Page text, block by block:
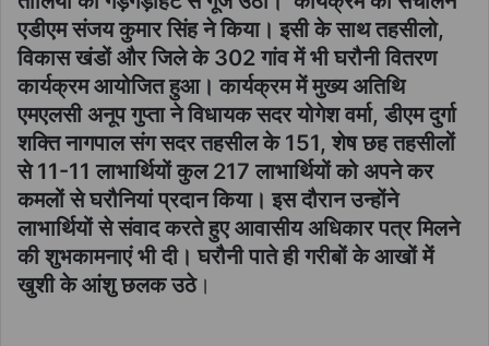
एडीएम संजय कुमार सिंह ने किया। इसी के साथ तहसीलो,
विकास खंडों और जिले के 302 गांव में भी घरौनी वितरण
कार्यक्रम आयोजित हुआ। कार्यक्रम में मुख्य अतिथि
एमएलसी अनूप गुप्ता ने विधायक सदर योगेश वर्मा, डीएम दुर्गा
शक्ति नागपाल संग सदर तहसील के 151, शेष छह तहसीलों
से 11-11 लाभार्थियों कुल 217 लाभार्थियों को अपने कर
कमलों से घरौनियां प्रदान किया। इस दौरान उन्होंने
लाभार्थियों से संवाद करते हुए आवासीय अधिकार पत्र मिलने
की शुभकामनाएं भी दी। घरौनी पाते ही गरीबों के आखों में
खुशी के आंशु छलक उठे।